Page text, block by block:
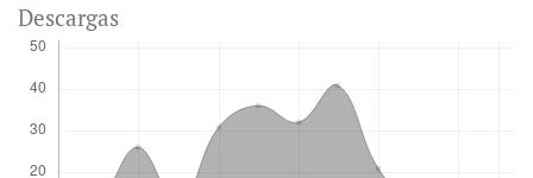
Descargas